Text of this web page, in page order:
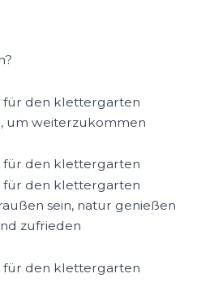
um weiterzukommen
sein, natur genießen
zufrieden